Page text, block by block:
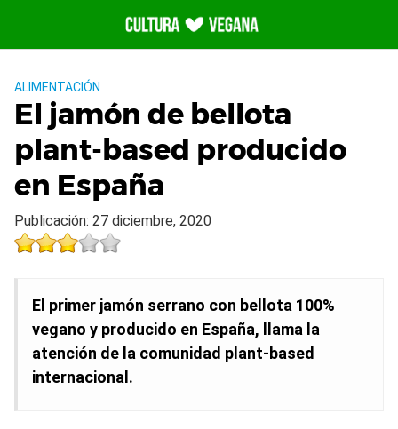
contenido
ALIMENTACIÓN
El jamón de bellota
plant-based producido
en España
Publicación: 27 diciembre, 2020
El primer jamón serrano con bellota 100%
vegano y producido en España, llama la
atención de la comunidad plant-based
internacional.